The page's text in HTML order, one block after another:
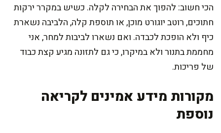
הכי חשוב: להפוך את הבחירה לקלה. כשיש במקרר ירקות
חתוכים, רוטב יוגורט מוכן, או תוספת קלה, הלביבה נשארת
כיף ולא הופכת לכבדה. ואם נשארו לביבות למחר, אני
מחממת בתנור ולא במיקרו, כי גם לתזונה מגיע קצת כבוד
של פריכות.
מקורות מידע אמינים לקריאה
נוספת